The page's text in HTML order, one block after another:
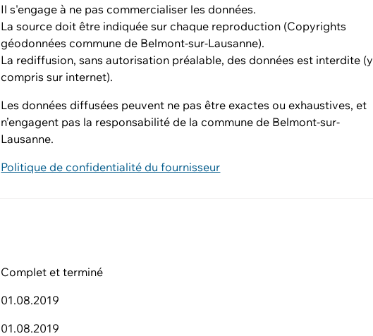
Il s'engage à ne pas commercialiser les données.
La source doit être indiquée sur chaque reproduction (Copyrights
géodonnées commune de Belmont-sur-Lausanne).
La rediffusion, sans autorisation préalable, des données est interdite (y
compris sur internet).
Les données diffusées peuvent ne pas être exactes ou exhaustives, et
n’engagent pas la responsabilité de la commune de Belmont-sur-
Lausanne.
Politique de confidentialité du fournisseur
Complet et terminé
01.08.2019
01.08.2019